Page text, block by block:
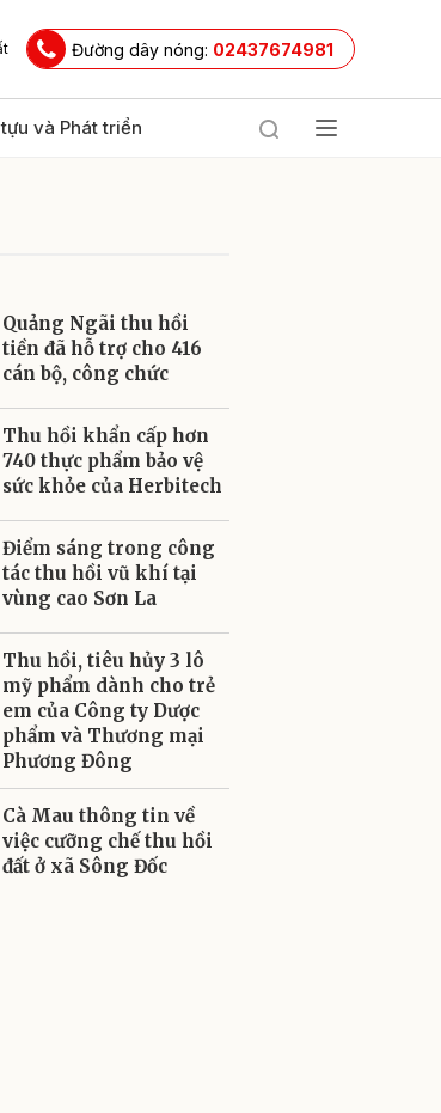
Đường dây nóng: 02437674981
và Phát triển
Quảng Ngãi thu hồi
tiền đã hỗ trợ cho 416
cán bộ, công chức
Thu hồi khẩn cấp hơn
740 thực phẩm bảo vệ
sức khỏe của Herbitech
Điểm sáng trong công
tác thu hồi vũ khí tại
vùng cao Sơn La
Thu hồi, tiêu hủy 3 lô
mỹ phẩm dành cho trẻ
em của Công ty Dược
phẩm và Thương mại
Phương Đông
Cà Mau thông tin về
việc cưỡng chế thu hồi
đất ở xã Sông Đốc